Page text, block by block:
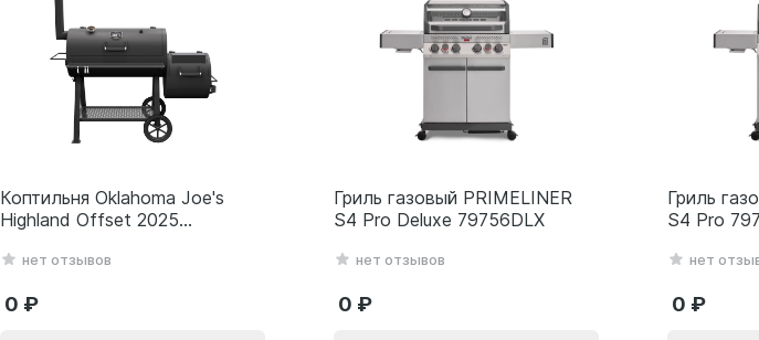
Коптильня Oklahoma Joe's
Highland Offset 2025
нет отзывов
0
Гриль газовый PRIMELINER
S4 Pro Deluxe 79756DLX
нет отзывов
0
Гриль
S4 Pro
нет
0